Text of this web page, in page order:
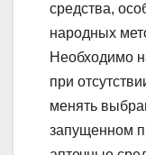
средства,
народных
Необходимо
при
менять
запущенном